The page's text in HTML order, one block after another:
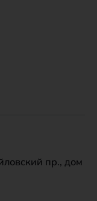
пр., дом